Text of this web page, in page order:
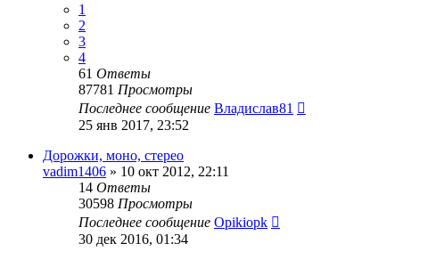
1
2
3
4
61 Ответы
87781 Просмотры
Последнее сообщение Владислав81
25 янв 2017, 23:52
Дорожки, моно, стерео
vadim1406 » 10 окт 2012, 22:11
14 Ответы
30598 Просмотры
Последнее сообщение Opikiopk
30 дек 2016, 01:34